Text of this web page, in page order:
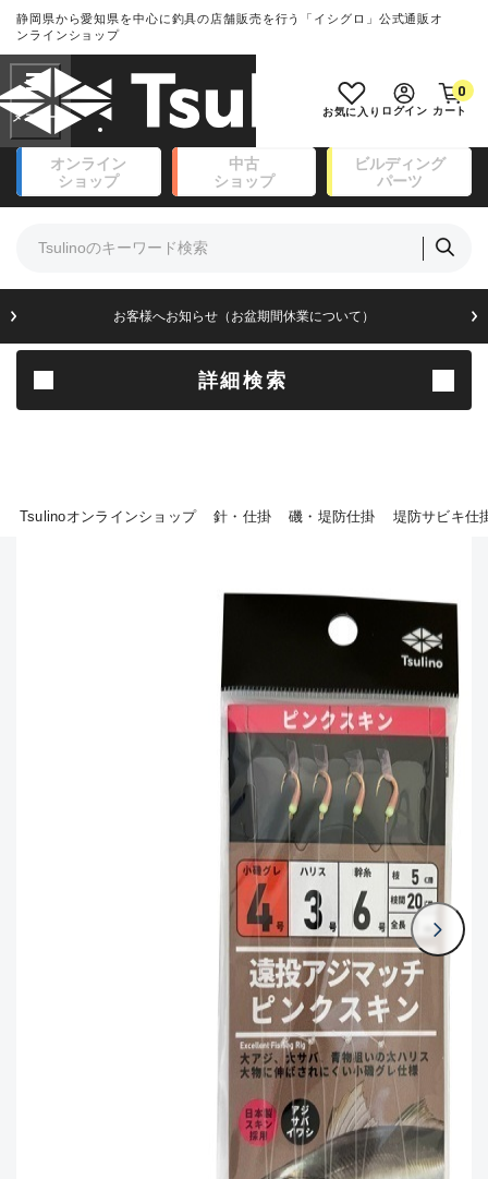
静岡県から愛知県を中心に釣具の店舗販売を行う「イシグロ」公式通販オ
ンラインショップ
お気に入り ログイン カート
0
オンライン
ショップ
中古
ショップ
ビルディング
パーツ
お客様へお知らせ（お盆期間休業について）
詳細検索
Tsulinoオンラインショップ 針・仕掛 磯・堤防仕掛 堤防サビキ仕
フリーワード
商品カテゴリ
リール・カスタムパーツ(14)
フィッシングアパレル(174)
ライン・ハリス・道糸(8)
針・仕掛(156)
釣り用品・小物(183)
この条件で検索する
ランクとは？
良
SA
新古品（メーカー問屋から仕
入れた未使用品）
※店頭展示時の置き傷が付いている
ものも含む
傷が極めて少ない極上品
B
C
使用感や傷のある一般的な中
C-
かなり使用感があり、全体的
に目立つ傷が多い品
D
著しく状態が悪いが使用はで
きるもの、改造品も含む
※ルアー、エギ、雑品、その他につきましては
ランク表記はございません。 状態は写真にて
ご確認ください。